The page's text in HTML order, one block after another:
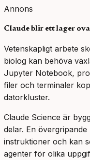
Annons
Claude blir ett lager
Vetenskapligt arbete
biolog kan behöva
Jupyter Notebook,
filer och terminaler
datorkluster.
Claude Science är
delar. En
instruktioner och kan
agenter för olika